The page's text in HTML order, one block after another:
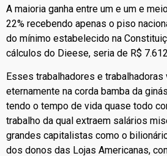
A maioria ganha entre um e um e
22% recebendo apenas o piso
do mínimo estabelecido na
cálculos do Dieese, seria de R$
Esses trabalhadores e
eternamente na corda bamba da
tendo o tempo de vida quase todo
trabalho da qual extraem salários
grandes capitalistas como o
dos donos das Lojas Americanas,